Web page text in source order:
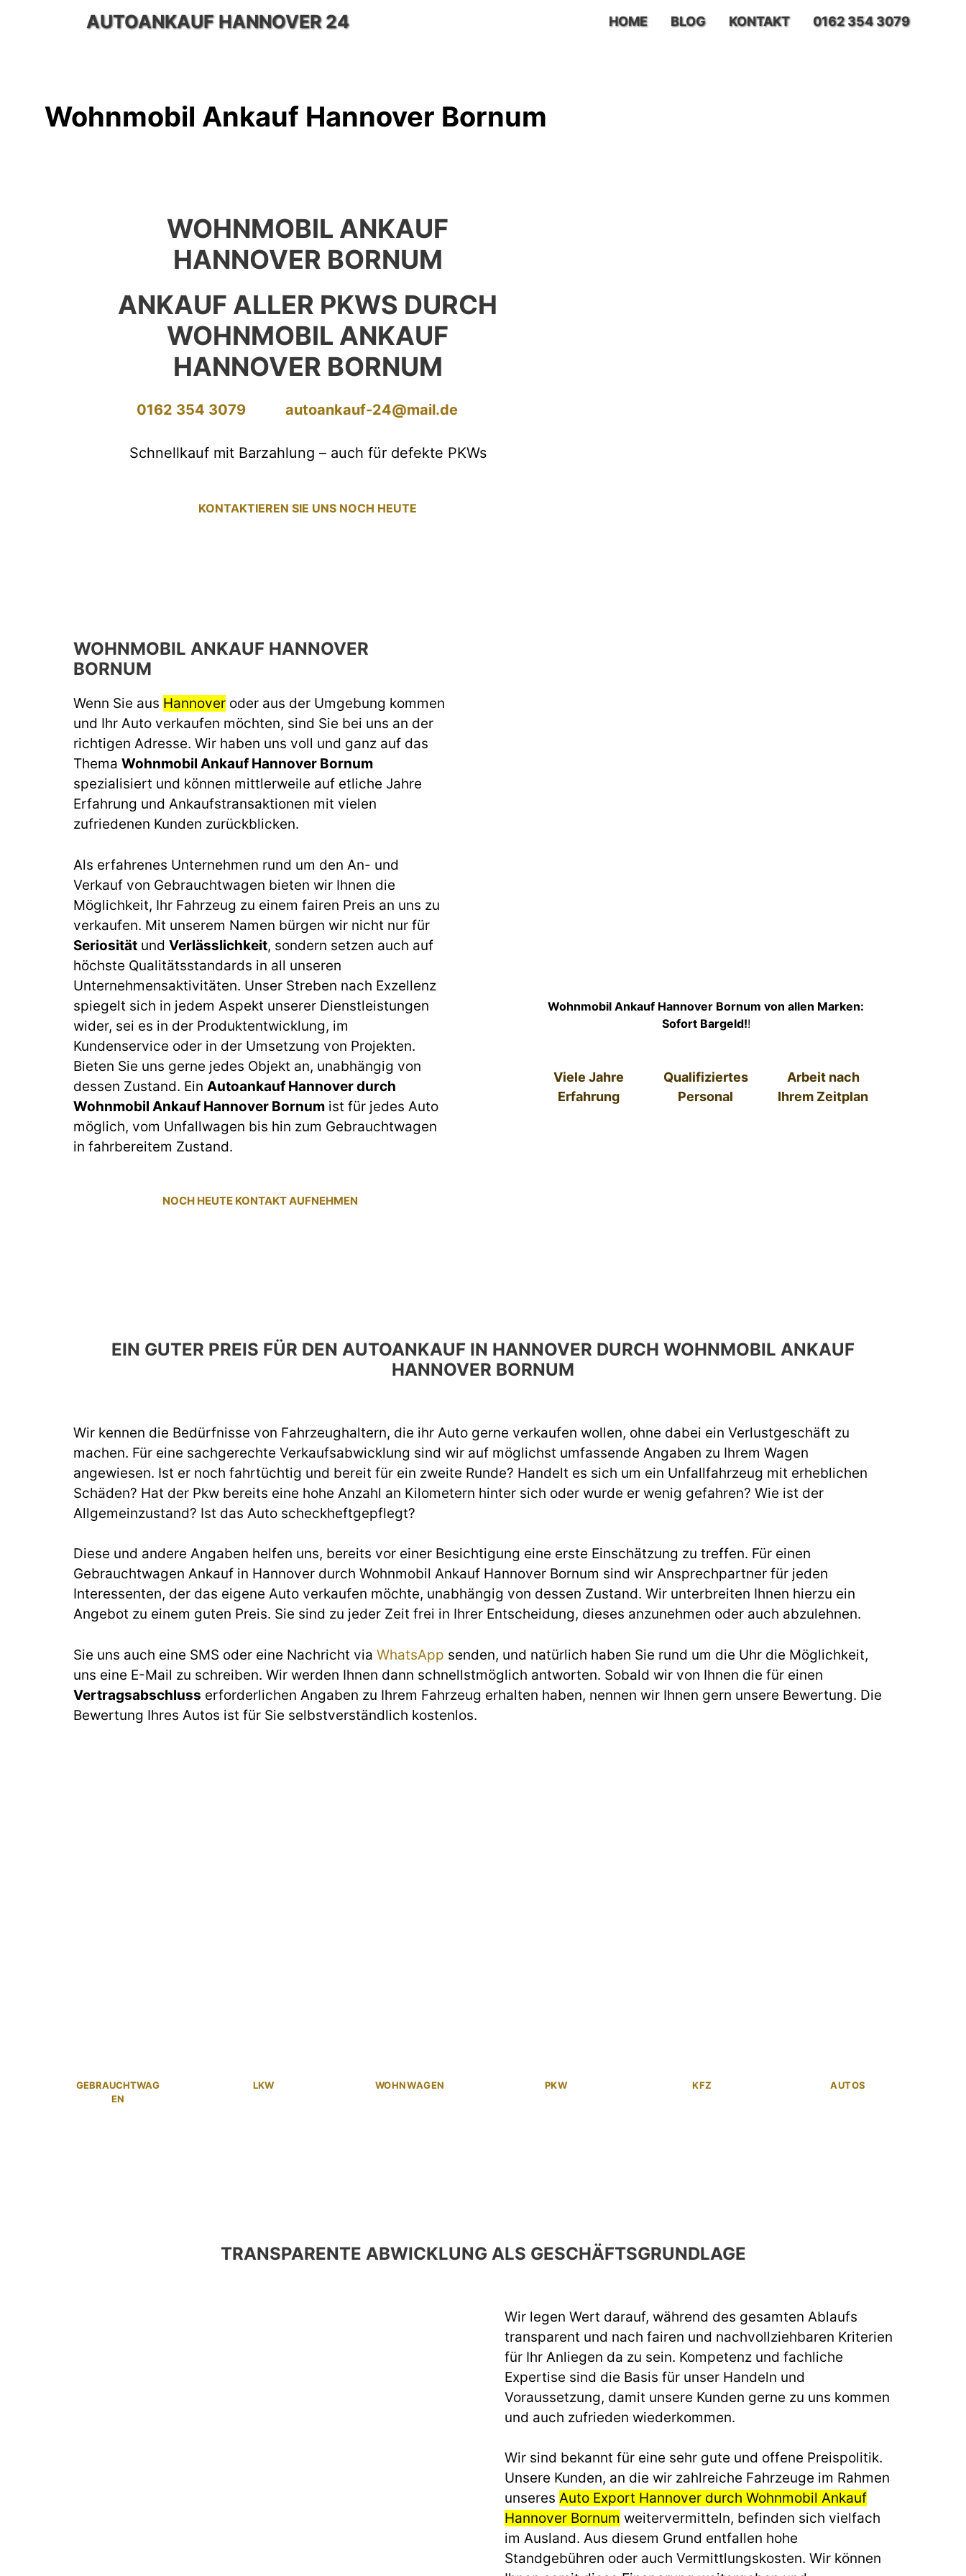
AUTOANKAUF HANNOVER 24 HOME BLOG KONTAKT 0162 354 3079
Wohnmobil Ankauf Hannover Bornum
WOHNMOBIL ANKAUF
HANNOVER BORNUM
ANKAUF ALLER PKWS DURCH
WOHNMOBIL ANKAUF
HANNOVER BORNUM
0162 354 3079 autoankauf-24@mail.de
Schnellkauf mit Barzahlung – auch für defekte PKWs
KONTAKTIEREN SIE UNS NOCH HEUTE
WOHNMOBIL ANKAUF HANNOVER
BORNUM
Wenn Sie aus Hannover oder aus der Umgebung kommen
und Ihr Auto verkaufen möchten, sind Sie bei uns an der
richtigen Adresse. Wir haben uns voll und ganz auf das
Thema Wohnmobil Ankauf Hannover Bornum
spezialisiert und können mittlerweile auf etliche Jahre
Erfahrung und Ankaufstransaktionen mit vielen
zufriedenen Kunden zurückblicken.
Als erfahrenes Unternehmen rund um den An- und
Verkauf von Gebrauchtwagen bieten wir Ihnen die
Möglichkeit, Ihr Fahrzeug zu einem fairen Preis an uns zu
verkaufen. Mit unserem Namen bürgen wir nicht nur für
Seriosität und Verlässlichkeit, sondern setzen auch auf
höchste Qualitätsstandards in all unseren
Unternehmensaktivitäten. Unser Streben nach Exzellenz
spiegelt sich in jedem Aspekt unserer Dienstleistungen
wider, sei es in der Produktentwicklung, im
Kundenservice oder in der Umsetzung von Projekten.
Bieten Sie uns gerne jedes Objekt an, unabhängig von
dessen Zustand. Ein Autoankauf Hannover durch
Wohnmobil Ankauf Hannover Bornum ist für jedes Auto
möglich, vom Unfallwagen bis hin zum Gebrauchtwagen
in fahrbereitem Zustand.
NOCH HEUTE KONTAKT AUFNEHMEN
Wohnmobil Ankauf Hannover Bornum von allen Marken:
Sofort Bargeld!!
Viele Jahre
Erfahrung
Qualifiziertes
Personal
Arbeit nach
Ihrem Zeitplan
EIN GUTER PREIS FÜR DEN AUTOANKAUF IN HANNOVER DURCH WOHNMOBIL ANKAUF
HANNOVER BORNUM
Wir kennen die Bedürfnisse von Fahrzeughaltern, die ihr Auto gerne verkaufen wollen, ohne dabei ein Verlustgeschäft zu
machen. Für eine sachgerechte Verkaufsabwicklung sind wir auf möglichst umfassende Angaben zu Ihrem Wagen
angewiesen. Ist er noch fahrtüchtig und bereit für ein zweite Runde? Handelt es sich um ein Unfallfahrzeug mit erheblichen
Schäden? Hat der Pkw bereits eine hohe Anzahl an Kilometern hinter sich oder wurde er wenig gefahren? Wie ist der
Allgemeinzustand? Ist das Auto scheckheftgepflegt?
Diese und andere Angaben helfen uns, bereits vor einer Besichtigung eine erste Einschätzung zu treffen. Für einen
Gebrauchtwagen Ankauf in Hannover durch Wohnmobil Ankauf Hannover Bornum sind wir Ansprechpartner für jeden
Interessenten, der das eigene Auto verkaufen möchte, unabhängig von dessen Zustand. Wir unterbreiten Ihnen hierzu ein
Angebot zu einem guten Preis. Sie sind zu jeder Zeit frei in Ihrer Entscheidung, dieses anzunehmen oder auch abzulehnen.
Sie uns auch eine SMS oder eine Nachricht via WhatsApp senden, und natürlich haben Sie rund um die Uhr die Möglichkeit,
uns eine E-Mail zu schreiben. Wir werden Ihnen dann schnellstmöglich antworten. Sobald wir von Ihnen die für einen
Vertragsabschluss erforderlichen Angaben zu Ihrem Fahrzeug erhalten haben, nennen wir Ihnen gern unsere Bewertung. Die
Bewertung Ihres Autos ist für Sie selbstverständlich kostenlos.
GEBRAUCHTWAG
EN
LKW WOHNWAGEN PKW KFZ AUTOS
TRANSPARENTE ABWICKLUNG ALS GESCHÄFTSGRUNDLAGE
Wir legen Wert darauf, während des gesamten Ablaufs
transparent und nach fairen und nachvollziehbaren Kriterien
für Ihr Anliegen da zu sein. Kompetenz und fachliche
Expertise sind die Basis für unser Handeln und
Voraussetzung, damit unsere Kunden gerne zu uns kommen
und auch zufrieden wiederkommen.
Wir sind bekannt für eine sehr gute und offene Preispolitik.
Unsere Kunden, an die wir zahlreiche Fahrzeuge im Rahmen
unseres Auto Export Hannover durch Wohnmobil Ankauf
Hannover Bornum weitervermitteln, befinden sich vielfach
im Ausland. Aus diesem Grund entfallen hohe
Standgebühren oder auch Vermittlungskosten. Wir können